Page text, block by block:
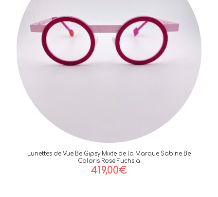
Lunettes de Vue Be Gipsy Mixte de la Marque Sabine Be
Coloris Rose Fuchsia
419,00€